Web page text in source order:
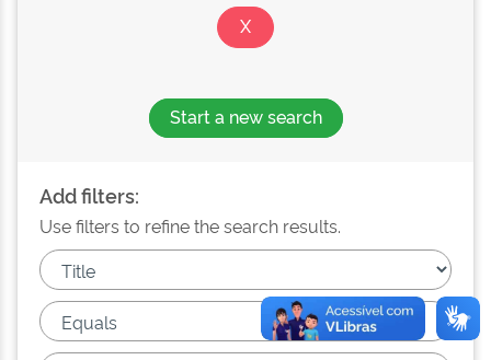
Start a new search
Add filters:
Use filters to refine the search results.